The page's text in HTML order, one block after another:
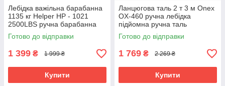
Лебідка важільна барабанна
1135 кг Helper HP - 1021
2500LBS ручна барабанна
лебідка
Готово до відправки
1 399 ₴ 1 999 ₴
Купити
Ланцюгова таль 2 т 3 м Onex
OX-460 ручна лебідка
підйомна ручна таль
ланцюгові лебідки сталеві
талі
Готово до відправки
1 769 ₴ 2 269 ₴
Купити